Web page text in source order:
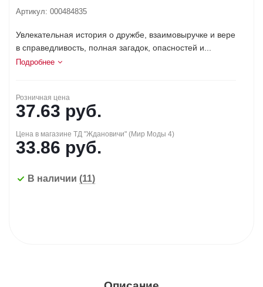
Артикул: 000484835
Увлекательная история о дружбе, взаимовыручке и вере
в справедливость, полная загадок, опасностей и...
Подробнее
Розничная цена
37.63 руб.
Цена в магазине ТД "Ждановичи" (Мир Моды 4)
33.86 руб.
В наличии (11)